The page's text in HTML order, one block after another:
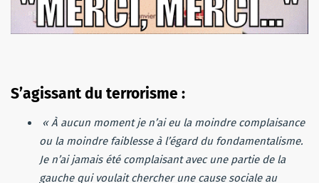
S’agissant du terrorisme :
« À aucun moment je n’ai eu la moindre complaisance
ou la moindre faiblesse à l’égard du fondamentalisme.
Je n’ai jamais été complaisant avec une partie de la
gauche qui voulait chercher une cause sociale au